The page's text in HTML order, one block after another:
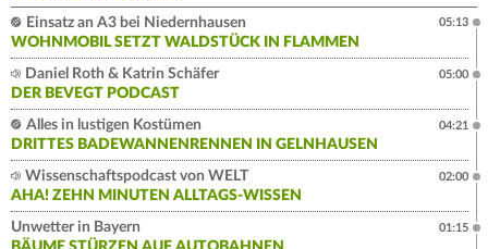
Einsatz an A3 bei Niedernhausen
WOHNMOBIL SETZT WALDSTÜCK IN FLAMMEN
05:13
Daniel Roth & Katrin Schäfer
DER BEVEGT PODCAST
05:00
Alles in lustigen Kostümen
DRITTES BADEWANNENRENNEN IN GELNHAUSEN
04:21
Wissenschaftspodcast von WELT
AHA! ZEHN MINUTEN ALLTAGS-WISSEN
02:00
Unwetter in Bayern
01:15